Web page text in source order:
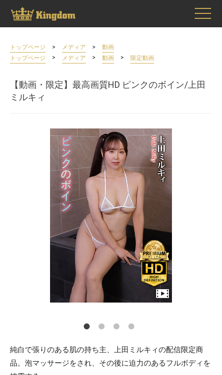
トップページ > メディア >
動画
トップページ
> メディア > 動画 > 限定動画
【動画・限定】最高画質HD ピンクのボイン/上田
ミルキィ
純白で張りのある肌の持ち主、上田ミルキィの配信限定商
品。泡マッサージをされ、その後に迫力のあるフルボディを